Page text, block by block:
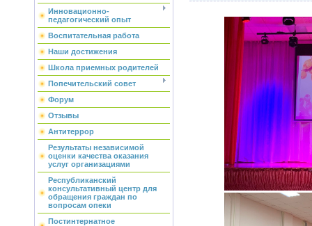
Инновационно-
педагогический опыт
Воспитательная работа
Наши достижения
Школа приемных родителей
Попечительский совет
Форум
Отзывы
Антитеррор
Результаты независимой
оценки качества оказания
услуг организациями
Республиканский
консультативный центр для
обращения граждан по
вопросам опеки
Постинтернатное